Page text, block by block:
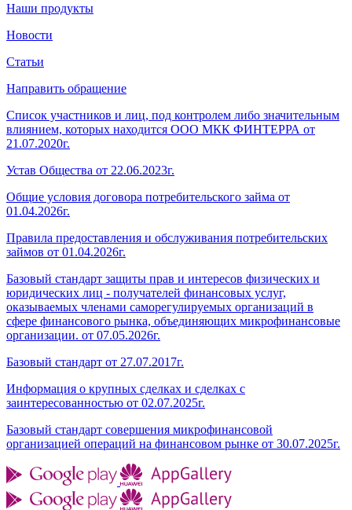
Наши продукты
Новости
Статьи
Направить обращение
Список участников и лиц, под контролем либо значительным
влиянием, которых находится ООО МКК ФИНТЕРРА от
21.07.2020г.
Устав Общества от 22.06.2023г.
Общие условия договора потребительского займа от
01.04.2026г.
Правила предоставления и обслуживания потребительских
займов от 01.04.2026г.
Базовый стандарт защиты прав и интересов физических и
юридических лиц - получателей финансовых услуг,
оказываемых членами саморегулируемых организаций в
сфере финансового рынка, объединяющих микрофинансовые
организации. от 07.05.2026г.
Базовый стандарт от 27.07.2017г.
Информация о крупных сделках и сделках с
заинтересованностью от 02.07.2025г.
Базовый стандарт совершения микрофинансовой
организацией операций на финансовом рынке от 30.07.2025г.